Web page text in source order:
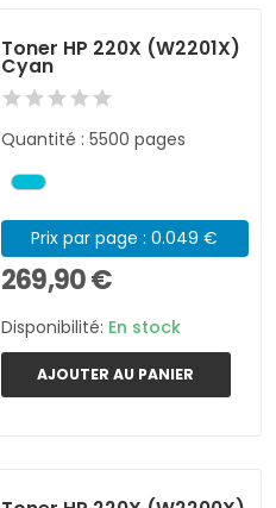
Toner HP 220X (W2201X)
Cyan
Quantité : 5500 pages
Prix par page : 0.049 €
269,90 €
Disponibilité: En stock
AJOUTER AU PANIER